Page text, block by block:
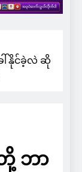
ါ်နိုင်ခဲ့လဲ ဆို
ဘာ